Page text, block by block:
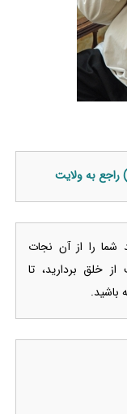
به ولایت
شما را از آن نجات
خلق بردارید، تا
باشید.